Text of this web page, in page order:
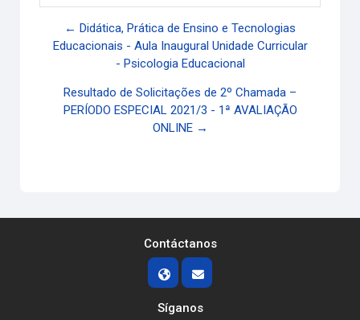
← Didática, Prática de Ensino e Tecnologias
Educacionais - Aula Inaugural Unidade Curricular
- Psicologia Educacional
Resultado de Solicitações de 2º Chamada –
PERÍODO ESPECIAL 2021/3 - 1ª AVALIAÇÃO
ONLINE →
Contáctanos
Síganos